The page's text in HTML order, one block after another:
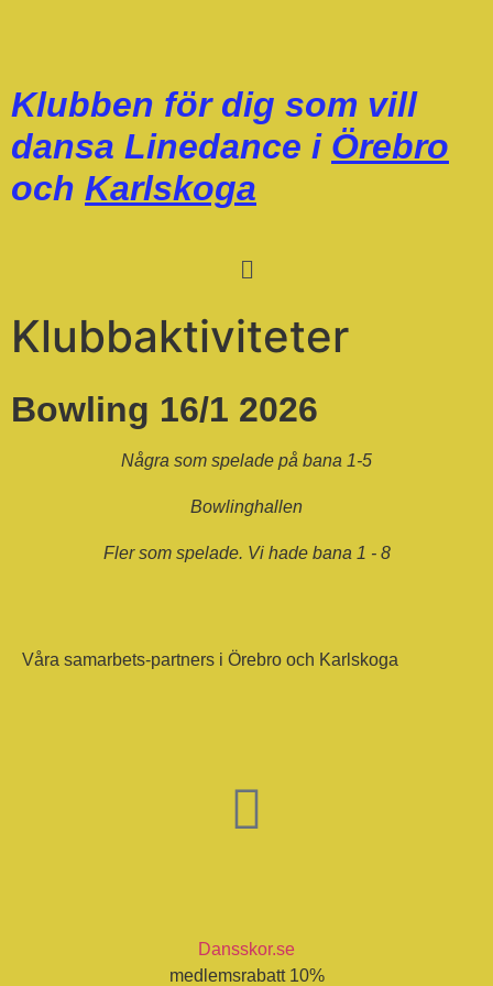
Klubben för dig som vill
dansa Linedance i Örebro
och Karlskoga
Klubbaktiviteter
Bowling 16/1 2026
Några som spelade på bana 1-5
Bowlinghallen
Fler som spelade. Vi hade bana 1 - 8
Våra samarbets-partners i Örebro och Karlskoga
Dansskor.se
medlemsrabatt 10%